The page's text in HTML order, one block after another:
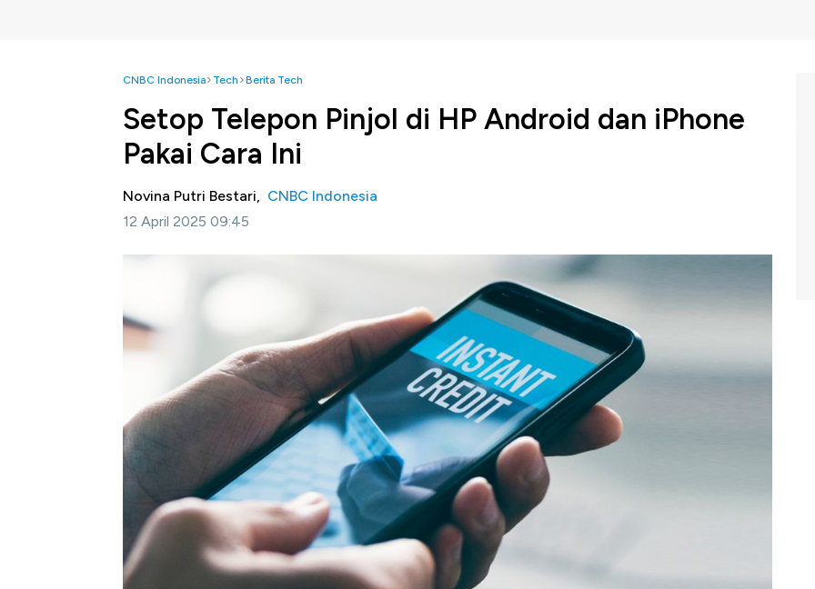
CNBC Indonesia Tech Berita Tech
Setop Telepon Pinjol di HP Android dan iPhone
Pakai Cara Ini
Novina Putri Bestari, CNBC Indonesia
12 April 2025 09:45